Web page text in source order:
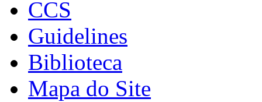
CCS
Guidelines
Biblioteca
Mapa do Site